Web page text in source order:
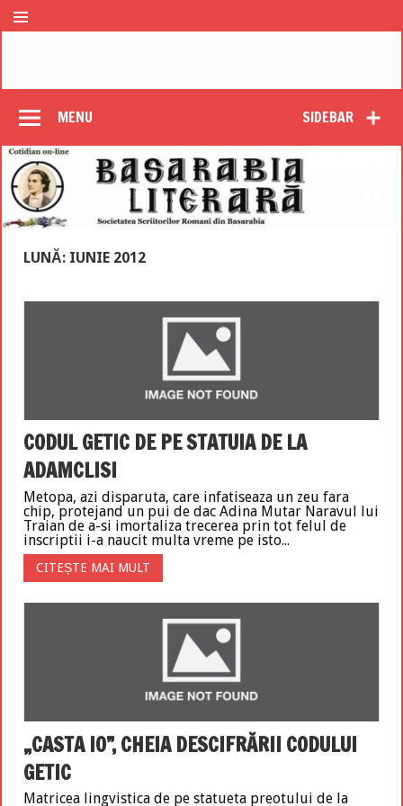
SIDEBAR
MENU
LUNĂ: IUNIE 2012
CODUL GETIC DE PE STATUIA DE LA
ADAMCLISI
Metopa, azi disparuta, care infatiseaza un zeu fara
chip, protejand un pui de dac Adina Mutar Naravul lui
Traian de a-si imortaliza trecerea prin tot felul de
inscriptii i-a naucit multa vreme pe isto...
CITEȘTE MAI MULT
„CASTA IO”, CHEIA DESCIFRĂRII CODULUI
GETIC
Matricea lingvistica de pe statueta preotului de la